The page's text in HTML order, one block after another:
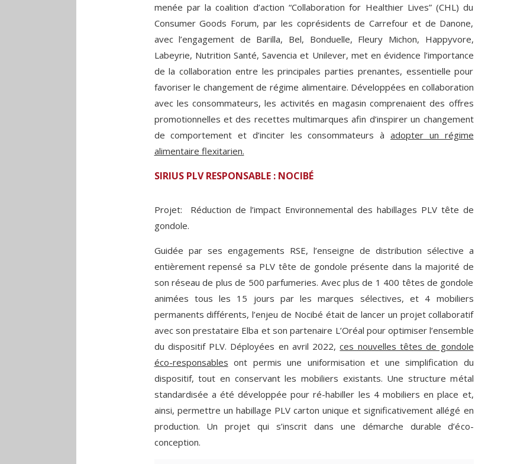
menée par la coalition d’action “Collaboration for Healthier Lives” (CHL) du
Consumer Goods Forum, par les coprésidents de Carrefour et de Danone,
avec l’engagement de Barilla, Bel, Bonduelle, Fleury Michon, Happyvore,
Labeyrie, Nutrition Santé, Savencia et Unilever, met en évidence l’importance
de la collaboration entre les principales parties prenantes, essentielle pour
favoriser le changement de régime alimentaire. Développées en collaboration
avec les consommateurs, les activités en magasin comprenaient des offres
promotionnelles et des recettes multimarques afin d’inspirer un changement
de comportement et d’inciter les consommateurs à adopter un régime
alimentaire flexitarien.
SIRIUS PLV RESPONSABLE : NOCIBÉ
Projet: Réduction de l’impact Environnemental des habillages PLV tête de
gondole.
Guidée par ses engagements RSE, l’enseigne de distribution sélective a
entièrement repensé sa PLV tête de gondole présente dans la majorité de
son réseau de plus de 500 parfumeries. Avec plus de 1 400 têtes de gondole
animées tous les 15 jours par les marques sélectives, et 4 mobiliers
permanents différents, l’enjeu de Nocibé était de lancer un projet collaboratif
avec son prestataire Elba et son partenaire L’Oréal pour optimiser l’ensemble
du dispositif PLV. Déployées en avril 2022,ces nouvelles têtes de gondole
éco-responsables ont permis une uniformisation et une simplification du
dispositif, tout en conservant les mobiliers existants. Une structure métal
standardisée a été développée pour ré-habiller les 4 mobiliers en place et,
ainsi, permettre un habillage PLV carton unique et significativement allégé en
production. Un projet qui s’inscrit dans une démarche durable d’éco-
conception.